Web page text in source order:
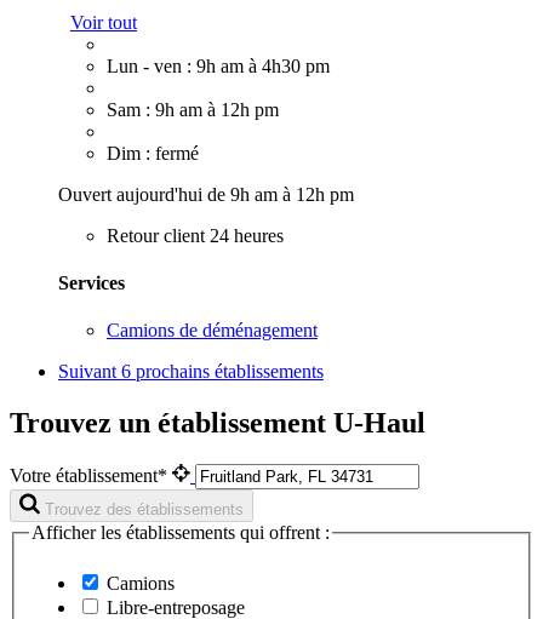
Voir tout
Lun - ven : 9h am à 4h30 pm
Sam : 9h am à 12h pm
Dim : fermé
Ouvert aujourd'hui de 9h am à 12h pm
Retour client 24 heures
Services
Camions de déménagement
Suivant 6 prochains établissements
Trouvez un établissement U-Haul
Votre établissement*
Trouvez des établissements
Afficher les établissements qui offrent :
Camions
Libre-entreposage